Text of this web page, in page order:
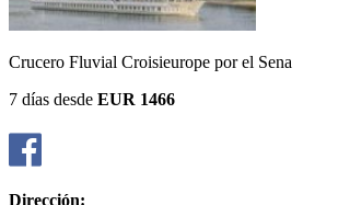
Crucero Fluvial Croisieurope por el Sena
7 días desde EUR 1466
Dirección: